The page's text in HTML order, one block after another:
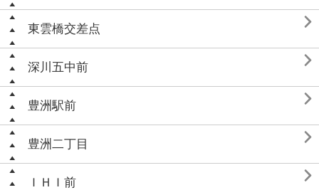
東雲橋交差点 
深川五中前 
豊洲駅前 
豊洲二丁目 
ＩＨＩ前 